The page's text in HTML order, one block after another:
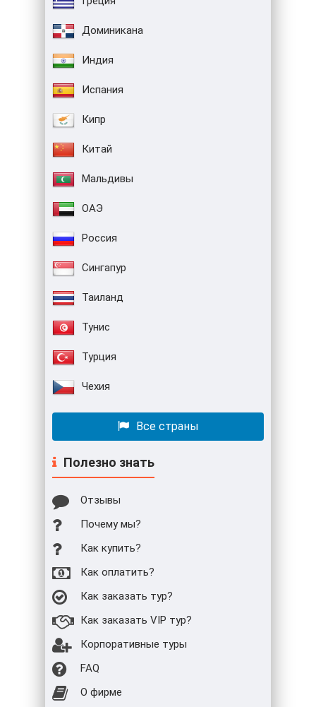
Доминикана
Индия
Испания
Кипр
Китай
Мальдивы
ОАЭ
Россия
Сингапур
Таиланд
Тунис
Турция
Чехия
Все страны
Полезно знать
Отзывы
Почему мы?
Как купить?
Как оплатить?
Как заказать тур?
Как заказать VIP тур?
Корпоративные туры
FAQ
О фирме